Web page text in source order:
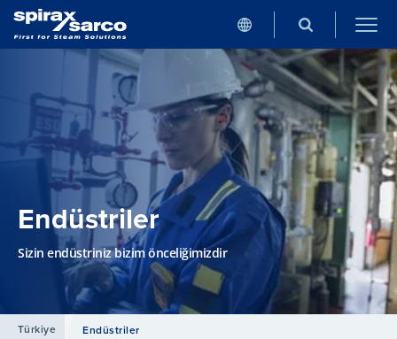
Endüstriler
Sizin endüstriniz bizim önceliğimizdir
Türkiye Endüstriler